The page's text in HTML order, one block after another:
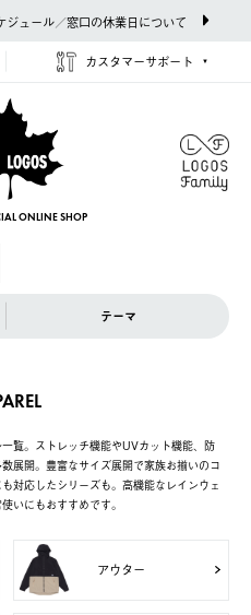
ュール／窓口の休業日について
カスタマーサポート
ONLINE SHOP
テーマ
覧。ストレッチ機能やUVカット機能、防
展開。豊富なサイズ展開で家族お揃いのコ
対応したシリーズも。高機能なレインウェ
いにもおすすめです。
アウター